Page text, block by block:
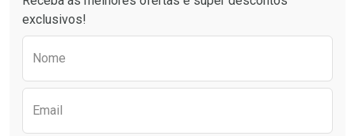
exclusivos!
Nome
Email